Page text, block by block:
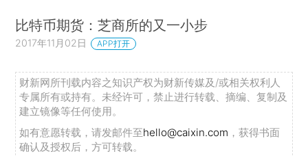
比特币期货：芝商所的又一小步
2017年11月02日 APP打开
财新网所刊载内容之知识产权为财新传媒及/或相关权利人
专属所有或持有。未经许可，禁止进行转载、摘编、复制及
建立镜像等任何使用。
如有意愿转载，请发邮件至hello@caixin.com ，获得书面
确认及授权后，方可转载。